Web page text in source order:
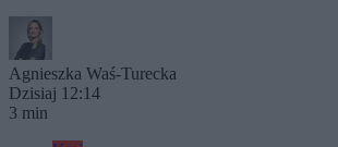
Agnieszka Waś-Turecka
Dzisiaj 12:14
3 min